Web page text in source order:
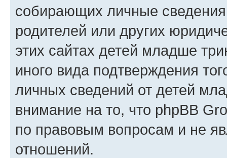
собирающих личные
родителей или других
этих сайтах детей младше
иного вида подтверждения
личных сведений от детей
внимание на то, что phpBB
по правовым вопросам и не
отношений.